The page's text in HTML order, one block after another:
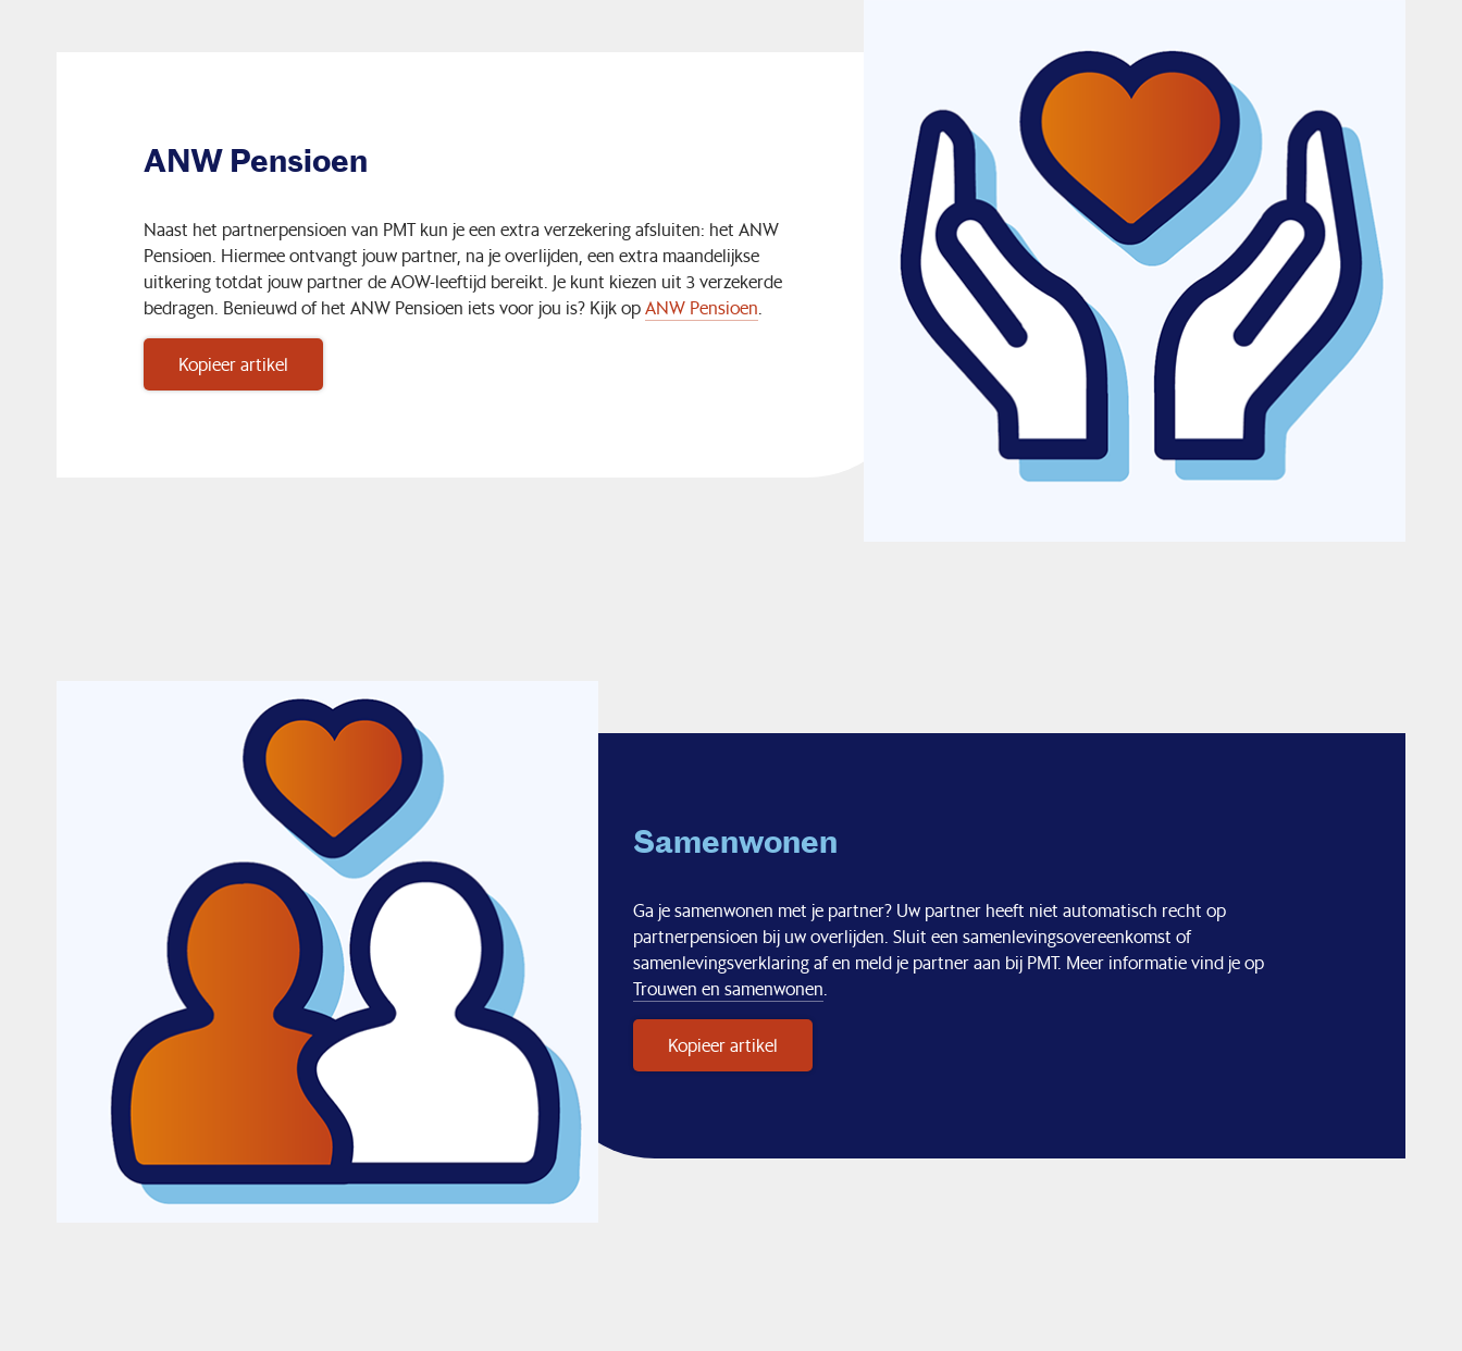
ANW Pensioen
Naast het partnerpensioen van PMT kun je een extra verzekering afsluiten: het ANW
Pensioen. Hiermee ontvangt jouw partner, na je overlijden, een extra maandelijkse
uitkering totdat jouw partner de AOW-leeftijd bereikt. Je kunt kiezen uit 3 verzekerde
bedragen. Benieuwd of het ANW Pensioen iets voor jou is? Kijk opANW Pensioen
Kopieer artikel
Samenwonen
Ga je samenwonen met je partner? Uw partner heeft niet automatisch recht op
partnerpensioen bij uw overlijden. Sluit een samenlevingsovereenkomst of
samenlevingsverklaring af en meld je partner aan bij PMT. Meer informatie vind je op
Trouwen en samenwonen
Kopieer artikel